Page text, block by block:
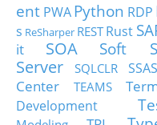
ent PWA Python RDP
s ReSharper RESTRust
it
SOA Soft
Server
SQLCLR SSAS
Center
TEAMS
Development